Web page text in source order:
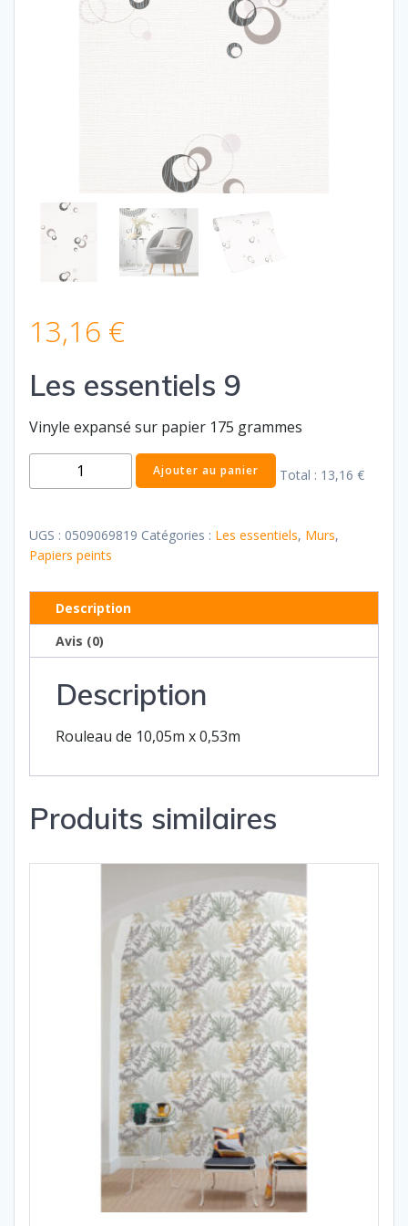
13,16 €
Les essentiels 9
Vinyle expansé sur papier 175 grammes
quantité
de
essentiels
9
Ajouter au panier Total : 13,16 €
UGS : 0509069819 Catégories : Les essentiels, Murs,
Papiers peints
Description
Avis (0)
Description
Rouleau de 10,05m x 0,53m
Produits similaires